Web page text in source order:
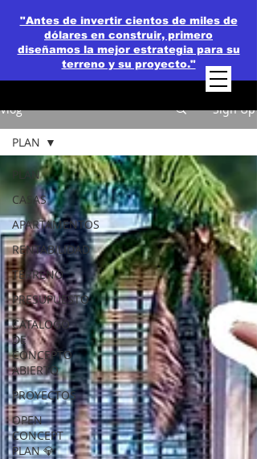
"Antes de invertir cientos de miles de
dólares en construir, primero
diseñamos la mejor estrategia para su
terreno y su proyecto."
Vlog Sign Up
PLAN
CASAS
APARTAMENTOS
RENTABILIDAD
TERRENO
PRESUPUESTO
CATALOGO
DE
CONCEPTO
ABIERTO
PROYECTOS
OPEN
CONCEPT
PLAN 💎
PLAN